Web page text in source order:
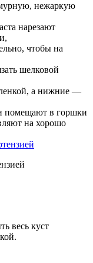
нежаркую
нарезают
чтобы на
шелковой
а нижние —
помещают в горшки
на хорошо
весь куст